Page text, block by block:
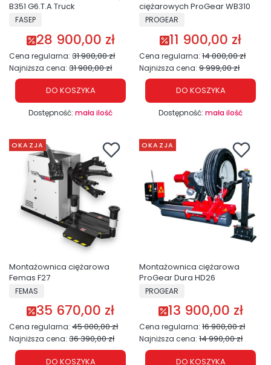
B351 G6.T.A Truck
PRODUCENT
FASEP
Cena promocyjna
28 900,00 zł
Cena regularna: 31 900,00 zł
Najniższa cena: 31 900,00 zł
DO KOSZYKA
Dostępność: mała ilość
ciężarowych ProGear WB310
PRODUCENT
PROGEAR
Cena promocyjna
11 900,00 zł
Cena regularna: 14 000,00 zł
Najniższa cena: 9 999,00 zł
DO KOSZYKA
Dostępność: mała ilość
OKAZJA
Montażownica ciężarowa
Femas F27
PRODUCENT
FEMAS
Cena promocyjna
35 670,00 zł
Cena regularna: 45 000,00 zł
Najniższa cena: 36 390,00 zł
DO KOSZYKA
OKAZJA
Montażownica ciężarowa
ProGear Dura HD26
PRODUCENT
PROGEAR
Cena promocyjna
13 900,00 zł
Cena regularna: 16 900,00 zł
Najniższa cena: 14 990,00 zł
DO KOSZYKA